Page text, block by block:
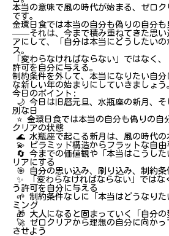
本当の意味で風の時代が始まる、ゼロ
です。
金環日食では本当の自分も偽りの自分も
——それは、今まで積み重ねてきた思い
アにして、「自分は本当にどうしたい
ス。
「変わらなければならない」ではなく
許可を自分に与える。
制約条件を外して、本当になりたい自
な新しい年の始まりにしていきましょう
今日のポイント:
🌙 今日は旧暦元旦、水瓶座の新月、
別な日
⭐ 金環日食では本当の自分も偽りの自
クリアの状態
🌊 水瓶座で起こる新月は、風の時代の
💫 ピラミッド構造からフラットな自由
🔄 今までの価値観や「本当はこうした
リアにする
🎯 自分の思い込み、刷り込み、制約条
✨ 「変わらなければならない」ではな
う許可を自分に与える
🌱 制約条件なしに「本当はどうなりた
ミング
🎁 大人になると固まっていく「自分の
🚀 ゼロクリアから理想の自分に向かっ
させよう